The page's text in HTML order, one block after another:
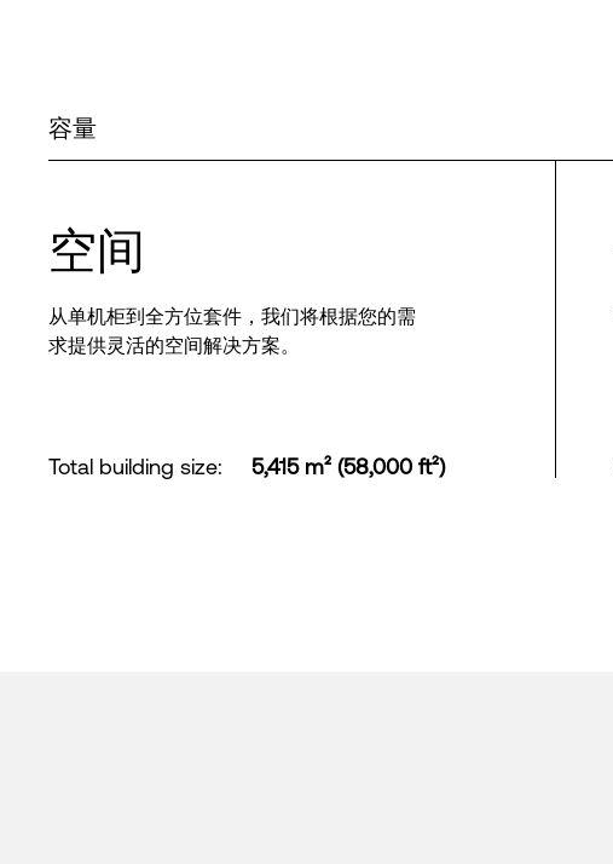
容量
空间
从单机柜到全方位套件，我们将根据您的需
求提供灵活的空间解决方案。
Total building size: 5,415 m² (58,000 ft²)